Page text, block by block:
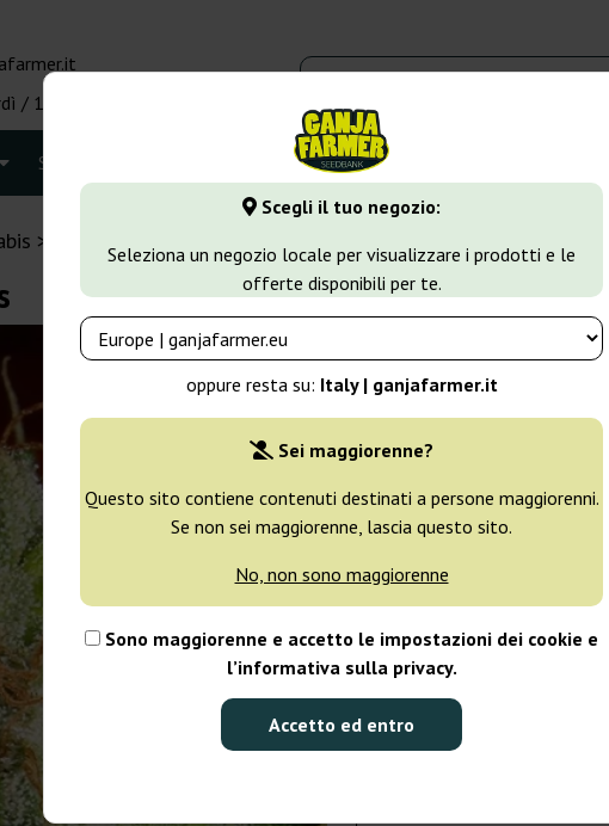
Scegli il tuo negozio:
Seleziona un negozio locale per visualizzare i prodotti e le
offerte disponibili per te.
oppure resta su: Italy | ganjafarmer.it
Sei maggiorenne?
Questo sito contiene contenuti destinati a persone maggiorenni.
Se non sei maggiorenne, lascia questo sito.
No, non sono maggiorenne
Sono maggiorenne e accetto le impostazioni dei cookie e
l’informativa sulla privacy.
Accetto ed entro
/ 10:00 - 16:00
Seedbank Tipi di marijuana Altro
Soma Seeds
3 semi
Spedito in 3-7
5 semi
Spedito in 3-7
giorni